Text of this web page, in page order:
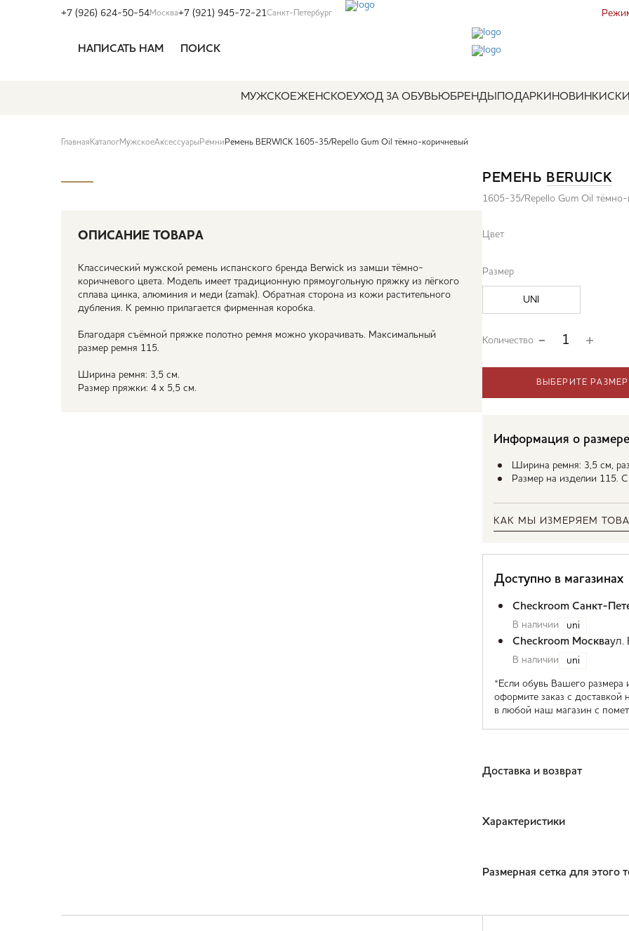
+7 (926) 624-50-54Москва+7 (921) 945-72-21Санкт-Петербург
НАПИСАТЬ НАМ ПОИСК
МУЖСКОЕЖЕНСКОЕУХОД ЗА ОБУВЬЮБРЕНДЫ ПОДАРКИ НОВИНКИ
Главная КаталогМужскоеАксессуары РемниРемень BERWICK 1605-35/Repello Gum Oil тёмно-коричневый
ОПИСАНИЕ ТОВАРА
Классический мужской ремень испанского бренда Berwick из замши тёмно-
коричневого цвета. Модель имеет традиционную прямоугольную пряжку из лёгкого
сплава цинка, алюминия и меди (zamak). Обратная сторона из кожи растительного
дубления. К ремню прилагается фирменная коробка.
Благодаря съёмной пряжке полотно ремня можно укорачивать. Максимальный
размер ремня 115.
Ширина ремня: 3,5 см.
Размер пряжки: 4 х 5,5 см.
РЕМЕНЬ BERWICK
1605-35/Repello Gum Oil тёмно-
Цвет
Размер
UNI
Количество
ВЫБЕРИТЕ РАЗМЕР
Информация о размере
Ширина ремня: 3,5 см,
Размер на изделии 115.
КАК МЫ ИЗМЕРЯЕМ
Доступно в магазинах
Checkroom Санкт-
В наличии uni
Checkroom Москваул.
В наличии uni
*Если обувь Вашего размера
оформите заказ с
в любой наш магазин с
Доставка и возврат
Характеристики
Размерная сетка для этого